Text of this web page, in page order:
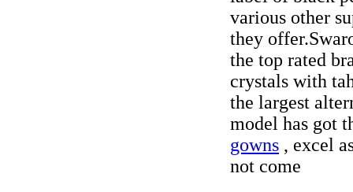
various other
they
the top rated
crystals with
the largest
model has got
gowns , excel
not come